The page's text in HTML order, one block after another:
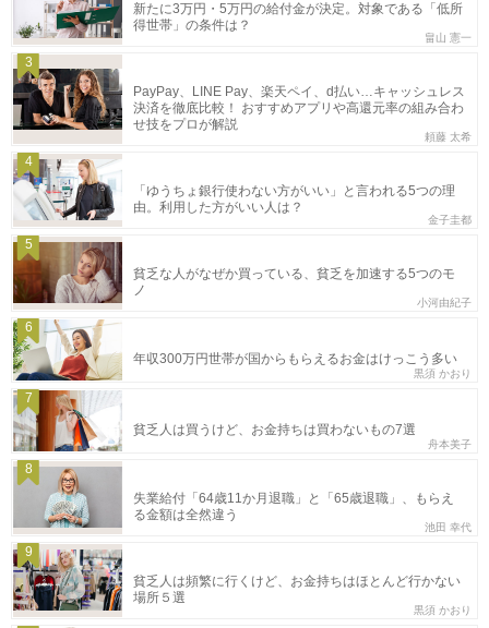
新たに3万円・5万円の給付金が決定。対象である「低所
得世帯」の条件は？
畠山 憲一
3
PayPay、LINE Pay、楽天ペイ、d払い…キャッシュレス
決済を徹底比較！ おすすめアプリや高還元率の組み合わ
せ技をプロが解説
頼藤 太希
4
「ゆうちょ銀行使わない方がいい」と言われる5つの理
由。利用した方がいい人は？
金子圭都
5
貧乏な人がなぜか買っている、貧乏を加速する5つのモ
ノ
小河由紀子
6
年収300万円世帯が国からもらえるお金はけっこう多い
黒須 かおり
7
貧乏人は買うけど、お金持ちは買わないもの7選
舟本美子
8
失業給付「64歳11か月退職」と「65歳退職」、もらえ
る金額は全然違う
池田 幸代
9
貧乏人は頻繁に行くけど、お金持ちはほとんど行かない
場所５選
黒須 かおり